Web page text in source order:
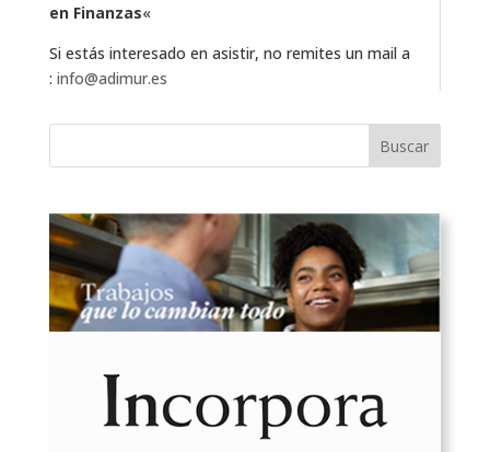
en Finanzas«
Si estás interesado en asistir, no remites un mail a
: info@adimur.es
Buscar